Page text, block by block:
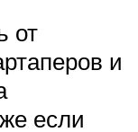
от
и
если